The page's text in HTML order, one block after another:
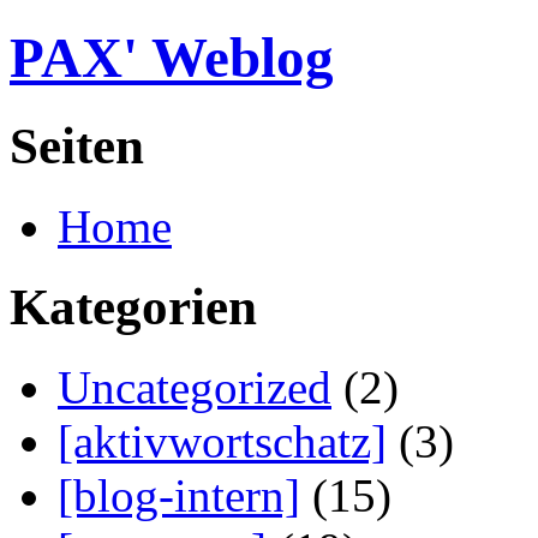
PAX' Weblog
Seiten
Home
Kategorien
Uncategorized (2)
[aktivwortschatz] (3)
[blog-intern] (15)